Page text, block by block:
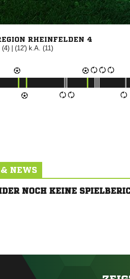
RHEINFELDEN 4
| (12') k.A. (11)
NEWS
NOCH KEINE